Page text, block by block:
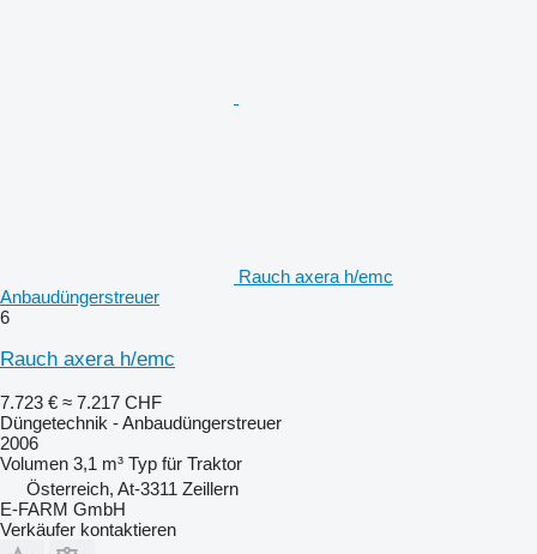
Rauch axera h/emc
Anbaudüngerstreuer
6
Rauch axera h/emc
7.723 € ≈ 7.217 CHF
Düngetechnik - Anbaudüngerstreuer
2006
Volumen 3,1 m³ Typ für Traktor
Österreich, At-3311 Zeillern
E-FARM GmbH
Verkäufer kontaktieren